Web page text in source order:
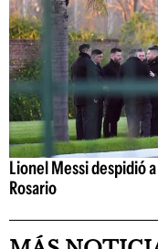
Lionel Messi despidió
Rosario